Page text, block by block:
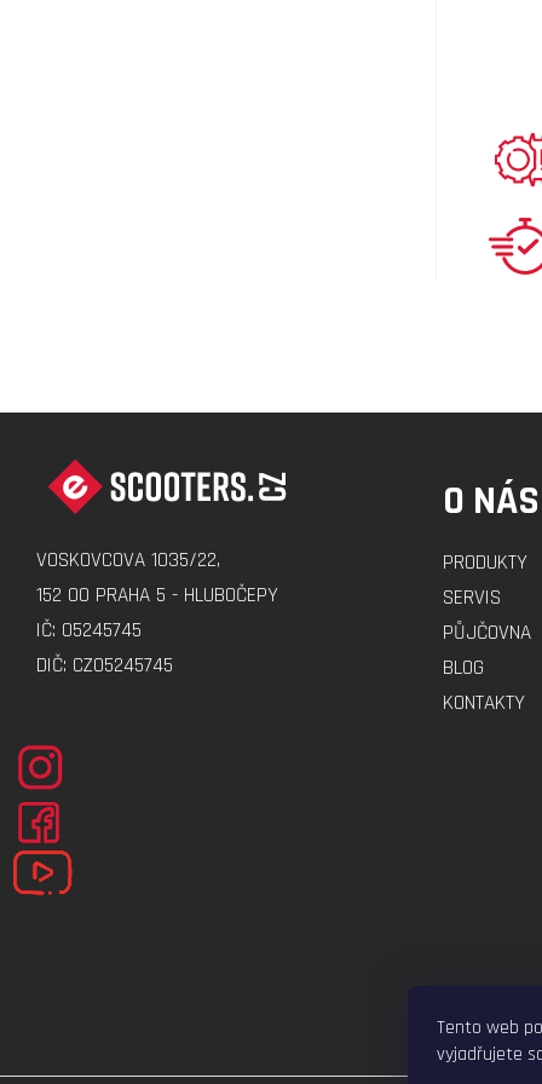
Tento web
vyjadřujete
VOSKOVCOVA 1035/22,
152 00 PRAHA 5 - HLUBOČEPY
IČ: 05245745
DIČ: CZ05245745
O NÁS
PRODUKTY
SERVIS
PŮJČOVNA
BLOG
KONTAKTY